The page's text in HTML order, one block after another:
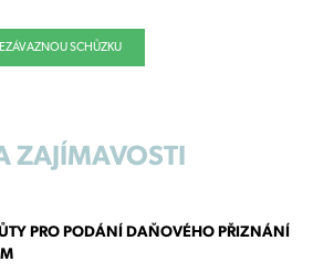
SCHŮZKU
ZAJÍMAVOSTI
PRO PODÁNÍ DAŇOVÉHO PŘIZNÁNÍ